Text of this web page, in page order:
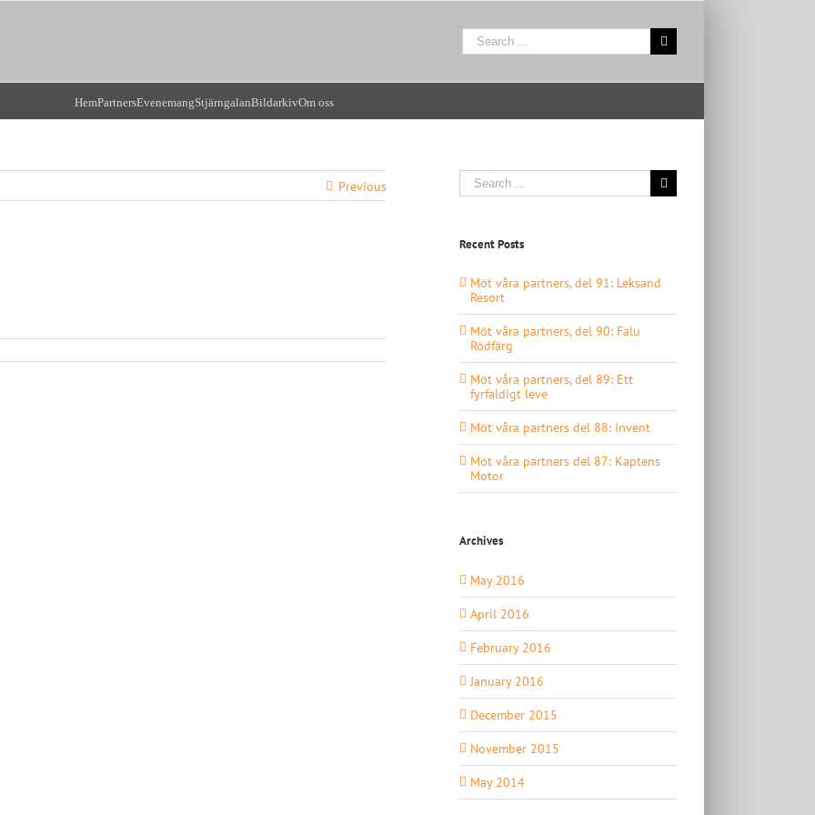
Search
for:
HemPartnersEvenemangStjärngalanBildarkivOm oss
Previous
Search
for:
Recent Posts
Möt våra partners, del 91: Leksand
Resort
Möt våra partners, del 90: Falu
Rödfärg
Möt våra partners, del 89: Ett
fyrfaldigt leve
Möt våra partners del 88: Invent
Möt våra partners del 87: Kaptens
Motor
Archives
May 2016
April 2016
February 2016
January 2016
December 2015
November 2015
May 2014